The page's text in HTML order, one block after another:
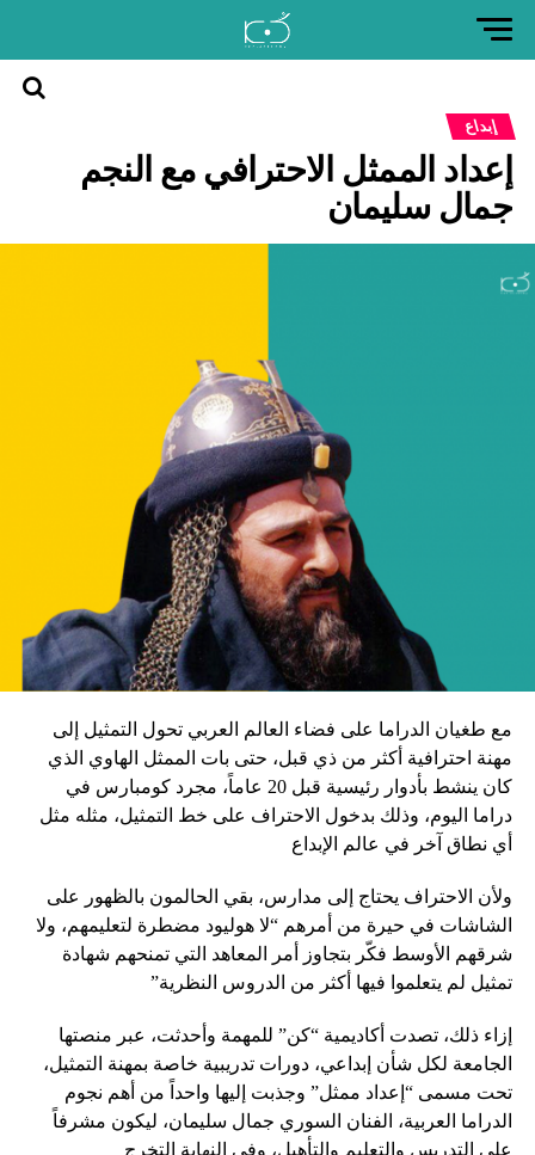
إبداع
إعداد الممثل الاحترافي مع النجم
جمال سليمان
مع طغيان الدراما على فضاء العالم العربي تحول التمثيل إلى
مهنة احترافية أكثر من ذي قبل، حتى بات الممثل الهاوي الذي
كان ينشط بأدوار رئيسية قبل 20 عاماً، مجرد كومبارس في
دراما اليوم، وذلك بدخول الاحتراف على خط التمثيل، مثله مثل
أي نطاق آخر في عالم الإبداع
ولأن الاحتراف يحتاج إلى مدارس، بقي الحالمون بالظهور على
الشاشات في حيرة من أمرهم “لا هوليود مضطرة لتعليمهم، ولا
شرقهم الأوسط فكّر بتجاوز أمر المعاهد التي تمنحهم شهادة
تمثيل لم يتعلموا فيها أكثر من الدروس النظرية”
إزاء ذلك، تصدت أكاديمية “كن” للمهمة وأحدثت، عبر منصتها
الجامعة لكل شأن إبداعي، دورات تدريبية خاصة بمهنة التمثيل،
تحت مسمى “إعداد ممثل” وجذبت إليها واحداً من أهم نجوم
الدراما العربية، الفنان السوري جمال سليمان، ليكون مشرفاً
على التدريس والتعليم والتأهيل، وفي النهاية التخرج